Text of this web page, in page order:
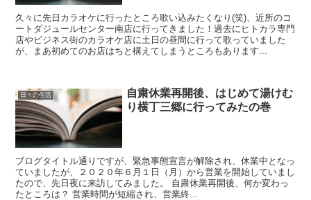
久々に先日カラオケに行ったところ歌い込みたくなり(笑)、近所のコ
ートダジュールセンター南店に行ってきました！過去にヒトカラ専門
店やビジネス街のカラオケ店に土日の昼間に行って歌っていました
が、まあ初めてのお店はちと構えてしまうところもあります...
日々の生活
自粛休業再開後、はじめて湯けむ
り横丁三郷に行ってみたの巻
ブログタイトル通りですが、緊急事態宣言が解除され、休業中となっ
ていましたが、２０２０年６月１日（月）から営業を開始していまし
たので、先日夜に来訪してみました。 自粛休業再開後、何か変わっ
たところは？ 営業時間が短縮され、営業終...